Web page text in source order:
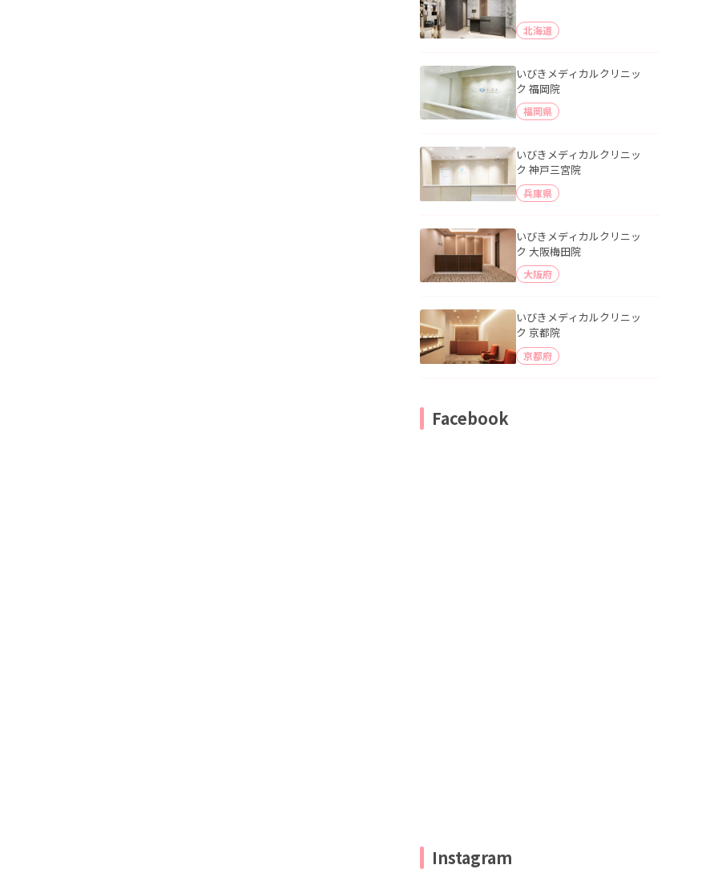
北海道
いびきメディカルクリニッ
ク 福岡院
福岡県
いびきメディカルクリニッ
ク 神戸三宮院
兵庫県
いびきメディカルクリニッ
ク 大阪梅田院
大阪府
いびきメディカルクリニッ
ク 京都院
京都府
Facebook
Instagram